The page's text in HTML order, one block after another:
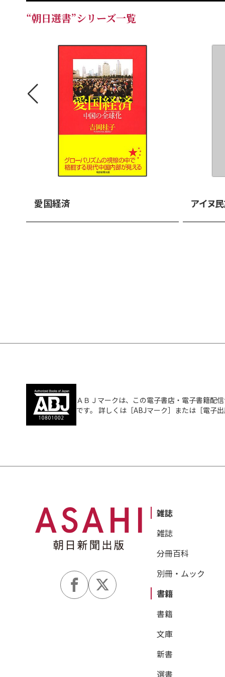
“朝日選書”シリーズ一覧
愛国経済 アイヌ
ＡＢＪマークは、この電子書店・電子書籍配
です。 詳しくは［ABJマーク］または［電子
雑誌
雑誌
分冊百科
別冊・ムック
書籍
書籍
文庫
新書
選書